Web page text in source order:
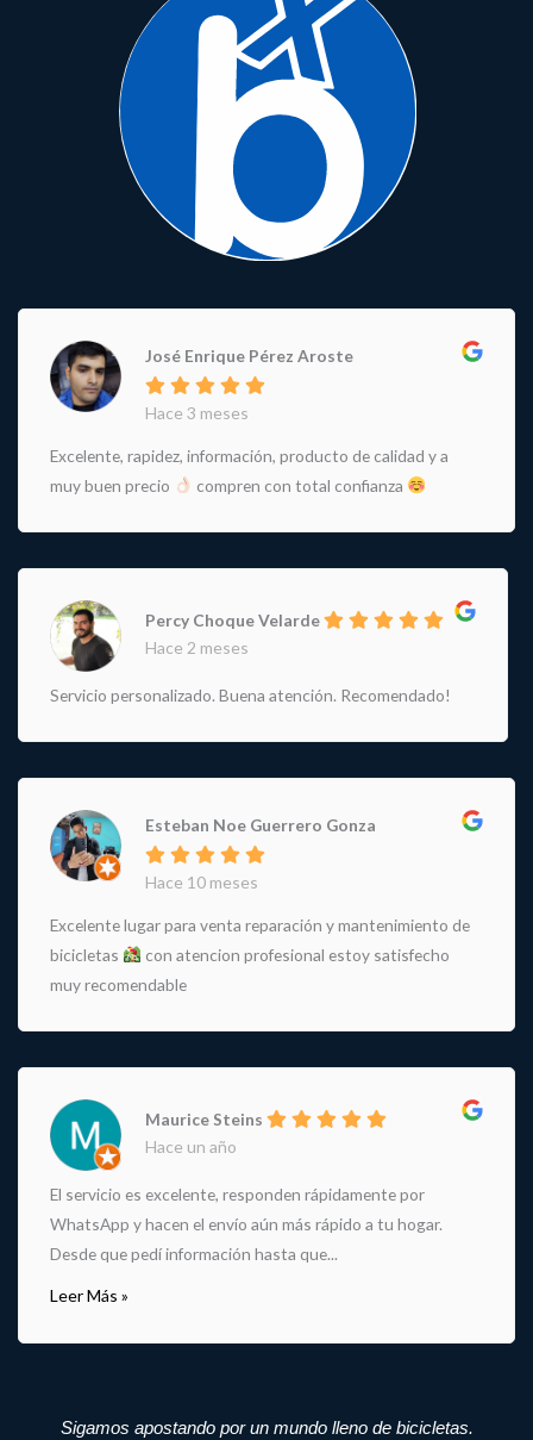
José Enrique Pérez Aroste
Hace 3 meses
Excelente, rapidez, información, producto de calidad y a
muy buen precio
compren con total confianza
Percy Choque Velarde
Hace 2 meses
Servicio personalizado. Buena atención. Recomendado!
Esteban Noe Guerrero Gonza
Hace 10 meses
Excelente lugar para venta reparación y mantenimiento de
bicicletas
con atencion profesional estoy satisfecho
muy recomendable
Maurice Steins
Hace un año
El servicio es excelente, responden rápidamente por
WhatsApp y hacen el envío aún más rápido a tu hogar.
Desde que pedí información hasta que...
Leer Más »
Sigamos apostando por un mundo lleno de bicicletas.